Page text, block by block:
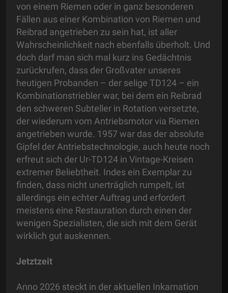
von einem Riemen oder in ganz besonderen
Fällen aus einer Kombination von Riemen und
Reibrad angetrieben zu sein hat, ist aller
Wahrscheinlichkeit nach ebenfalls überholt. Und
doch darf man sich mal kurz ins Gedächtnis
zurückrufen, dass der Großvater unseres
heutigen Probanden – der selige TD124 – ein
Kombinationstriebler war, bei dem ein Reibrad
den schweren Subteller in Rotation versetzte,
der wiederum vom Antriebsmotor via Riemen
angetrieben wurde. 1957 war das der absolute
Gipfel der Antriebstechnologie, auch heute noch
erfreut sich der Ur-TD124 in Vintage-Kreisen
extremer Beliebtheit. Indes ein Exemplar zu
finden, dass nicht unerträglich rumpelt, ist
allerdings ein echter Auftrag und erfordert
meistens eine Restauration durch einen der
wenigen Spezialisten, die sich mit dem Gerät
wirklich gut auskennen.
Jetztzeit
Anno 2026 steckt in der aktuellen Inkarnation